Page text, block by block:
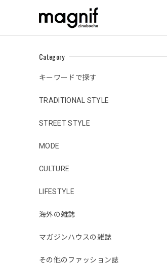
Category
キーワードで探す
TRADITIONAL STYLE
STREET STYLE
MODE
CULTURE
LIFESTYLE
海外の雑誌
マガジンハウスの雑誌
その他のファッション誌